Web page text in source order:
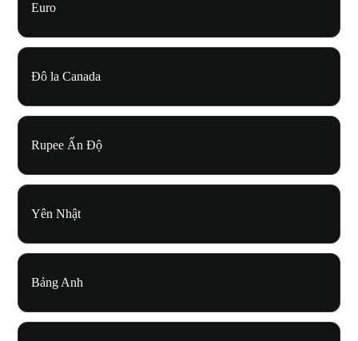
Euro
Đô la Canada
Rupee Ấn Độ
Yên Nhật
Bảng Anh